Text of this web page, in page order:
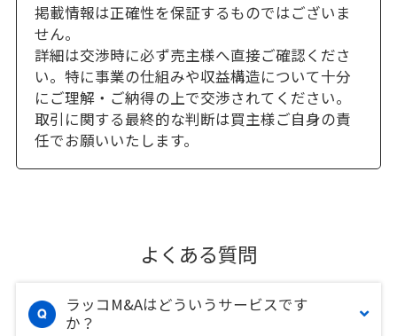
掲載情報は正確性を保証するものではございま
せん。
詳細は交渉時に必ず売主様へ直接ご確認くださ
い。特に事業の仕組みや収益構造について十分
にご理解・ご納得の上で交渉されてください。
取引に関する最終的な判断は買主様ご自身の責
任でお願いいたします。
よくある質問
ラッコM&Aはどういうサービスです
か？